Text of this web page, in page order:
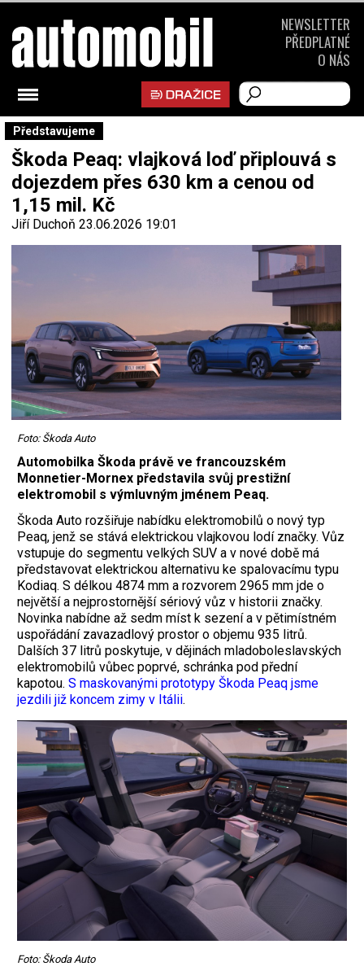
Představujeme
Škoda Peaq: vlajková loď připlouvá s
dojezdem přes 630 km a cenou od
1,15 mil. Kč
Jiří Duchoň 23.06.2026 19:01
Foto: Škoda Auto
Automobilka Škoda právě ve francouzském
Monnetier-Mornex představila svůj prestižní
elektromobil s výmluvným jménem Peaq.
Škoda Auto rozšiřuje nabídku elektromobilů o nový typ
Peaq, jenž se stává elektrickou vlajkovou lodí značky. Vůz
vstupuje do segmentu velkých SUV a v nové době má
představovat elektrickou alternativu ke spalovacímu typu
Kodiaq. S délkou 4874 mm a rozvorem 2965 mm jde o
největší a nejprostornější sériový vůz v historii značky.
Novinka nabídne až sedm míst k sezení a v pětimístném
uspořádání zavazadlový prostor o objemu 935 litrů.
Dalších 37 litrů poskytuje, v dějinách mladoboleslavských
elektromobilů vůbec poprvé, schránka pod přední
kapotou. S maskovanými prototypy Škoda Peaq jsme
jezdili již koncem zimy v Itálii.
Foto: Škoda Auto
NEWSLETTER
PŘEDPLATNÉ
O NÁS